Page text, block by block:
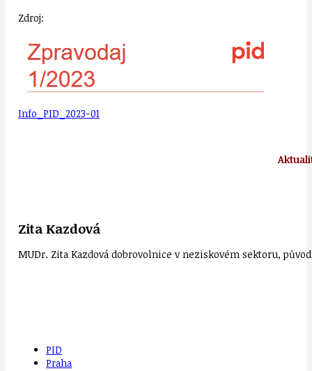
Zdroj:
Info_PID_2023-01
Zita Kazdová
MUDr. Zita Kazdová dobrovolnice v neziskovém sektoru,
PID
Praha